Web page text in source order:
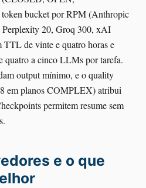
bucket por RPM (Anthropic
20, Groq 300, xAI
de vinte e quatro horas e
quatro a cinco LLMs por tarefa.
output mínimo, e o quality
em planos COMPLEX) atribui
permitem resume sem
e o que